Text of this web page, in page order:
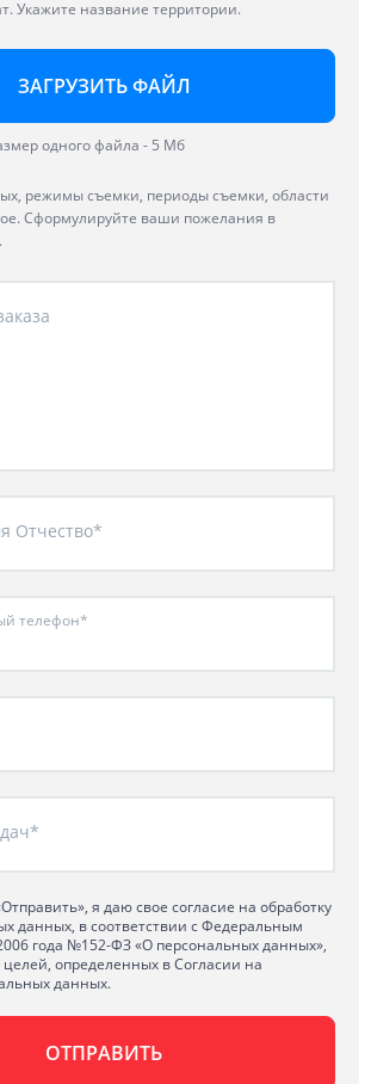
Укажите название территории.
ЗАГРУЗИТЬ ФАЙЛ
одного файла - 5 Мб
режимы съемки, периоды съемки, области
Сформулируйте ваши пожелания в
Отчество*
телефон*
я даю свое согласие на обработку
данных, в соответствии с Федеральным
года №152-ФЗ «О персональных данных»,
целей, определенных в Согласии на
данных.